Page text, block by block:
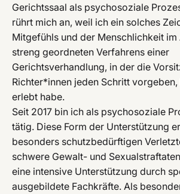
Gerichtssaal als psychosoziale
rührt mich an, weil ich ein solches
Mitgefühls und der Menschlichkeit
streng geordneten Verfahrens einer
Gerichtsverhandlung, in der die
Richter*innen jeden Schritt
erlebt habe.
Seit 2017 bin ich als psychosoziale
tätig. Diese Form der Unterstützung
besonders schutzbedürftigen
schwere Gewalt- und
eine intensive Unterstützung durch
ausgebildete Fachkräfte. Als